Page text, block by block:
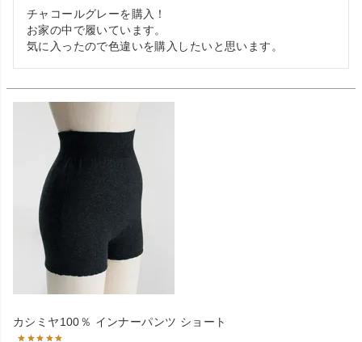
チャコールグレーを購入！
お家の中で履いています。
気に入ったので色違いを購入したいと思います。
カシミヤ100％ インナーパンツ ショート